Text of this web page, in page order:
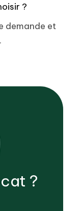
?
demande et
?